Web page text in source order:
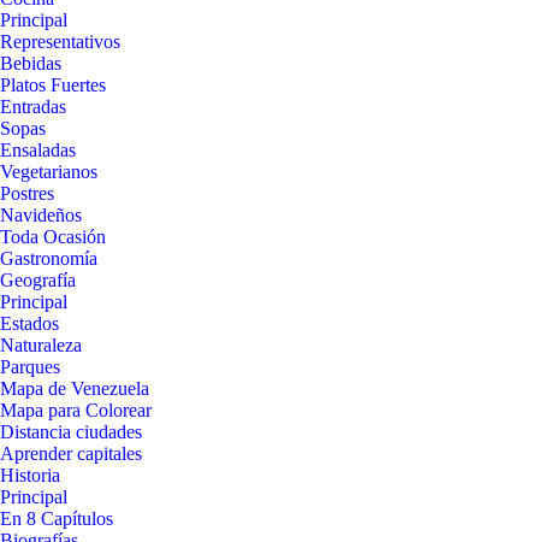
Principal
Representativos
Bebidas
Platos Fuertes
Entradas
Sopas
Ensaladas
Vegetarianos
Postres
Navideños
Toda Ocasión
Gastronomía
Geografía
Principal
Estados
Naturaleza
Parques
Mapa de Venezuela
Mapa para Colorear
Distancia ciudades
Aprender capitales
Historia
Principal
En 8 Capítulos